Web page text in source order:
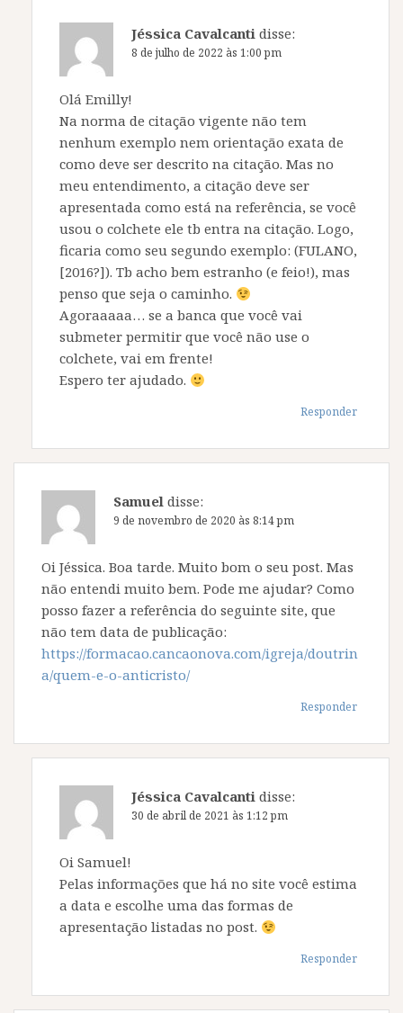
Jéssica Cavalcanti disse:
8 de julho de 2022 às 1:00 pm
Olá Emilly!
Na norma de citação vigente não tem
nenhum exemplo nem orientação exata de
como deve ser descrito na citação. Mas no
meu entendimento, a citação deve ser
apresentada como está na referência, se você
usou o colchete ele tb entra na citação. Logo,
ficaria como seu segundo exemplo: (FULANO,
[2016?]). Tb acho bem estranho (e feio!), mas
penso que seja o caminho.
Agoraaaaa… se a banca que você vai
submeter permitir que você não use o
colchete, vai em frente!
Espero ter ajudado.
Responder
Samuel disse:
9 de novembro de 2020 às 8:14 pm
Oi Jéssica. Boa tarde. Muito bom o seu post. Mas
não entendi muito bem. Pode me ajudar? Como
posso fazer a referência do seguinte site, que
não tem data de publicação:
https://formacao.cancaonova.com/igreja/doutrin
a/quem-e-o-anticristo/
Responder
Jéssica Cavalcanti disse:
30 de abril de 2021 às 1:12 pm
Oi Samuel!
Pelas informações que há no site você estima
a data e escolhe uma das formas de
apresentação listadas no post.
Responder